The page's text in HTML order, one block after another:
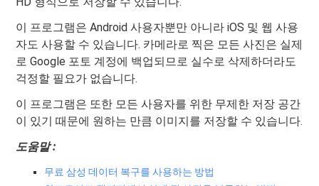
이 프로그램은 Android 사용자뿐만 아니라 iOS 및 웹 사용
자도 사용할 수 있습니다. 카메라로 찍은 모든 사진은 실제
로 Google 포토 계정에 백업되므로 실수로 삭제하더라도
걱정할 필요가 없습니다.
이 프로그램은 또한 모든 사용자를 위한 무제한 저장 공간
이 있기 때문에 원하는 만큼 이미지를 저장할 수 있습니다.
도움말 :
무료 삼성 데이터 복구를 사용하는 방법